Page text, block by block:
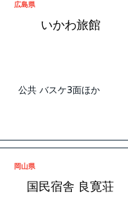
広島県
いかわ旅館
公共 バスケ3面ほか
岡山県
国民宿舎 良寛荘